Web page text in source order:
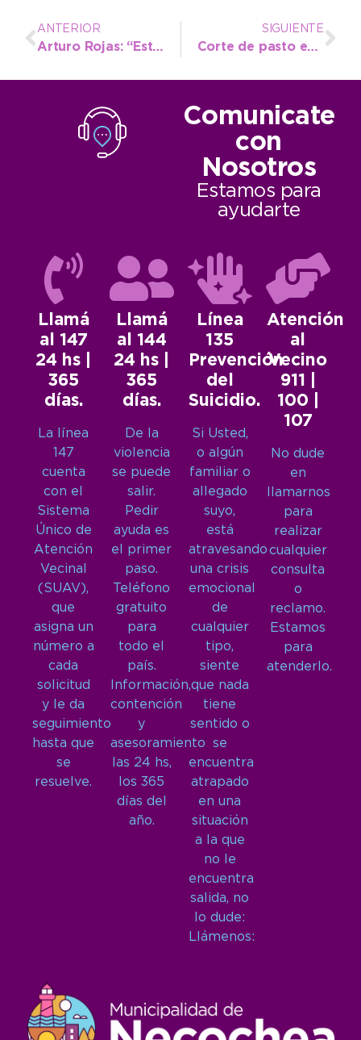
ANTERIOR
Arturo Rojas: “Esta es una institución de lucha, trabajo y compromiso”
SIGUIENTE
Corte de pasto en los cementerios y en inmediaciones del Puente Colgante
Comunicate
con
Nosotros
Estamos para
ayudarte
Llamá
al 147
24 hs |
365
días.
La línea
147
cuenta
con el
Sistema
Único de
Atención
Vecinal
(SUAV),
que
asigna un
número a
cada
solicitud
y le da
seguimiento
hasta que
se
resuelve.
Llamá
al 144
24 hs |
365
días.
De la
violencia
se puede
salir.
Pedir
ayuda es
el primer
paso.
Teléfono
gratuito
para
todo el
país.
Información,
contención
y
asesoramiento
las 24 hs,
los 365
días del
año.
Línea
135
Prevención
del
Suicidio.
Si Usted,
o algún
familiar o
allegado
suyo,
está
atravesando
una crisis
emocional
de
cualquier
tipo,
siente
que nada
tiene
sentido o
se
encuentra
atrapado
en una
situación
a la que
no le
encuentra
salida, no
lo dude:
Llámenos:
Atención
al
Vecino
911 |
100 |
107
No dude
en
llamarnos
para
realizar
cualquier
consulta
o
reclamo.
Estamos
para
atenderlo.